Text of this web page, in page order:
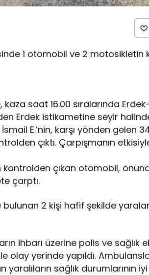
1 otomobil ve 2 motosikletin
kaza saat 16.00 sıralarında
Erdek istikametine seyir
E.’nin, karşı yönden gelen
çıktı. Çarpışmanın
kontrolden çıkan otomobil,
çarptı.
2 kişi hafif şekilde
ihbarı üzerine polis ve sağlık
olay yerinde yapıldı.
yaralıların sağlık durumlarının